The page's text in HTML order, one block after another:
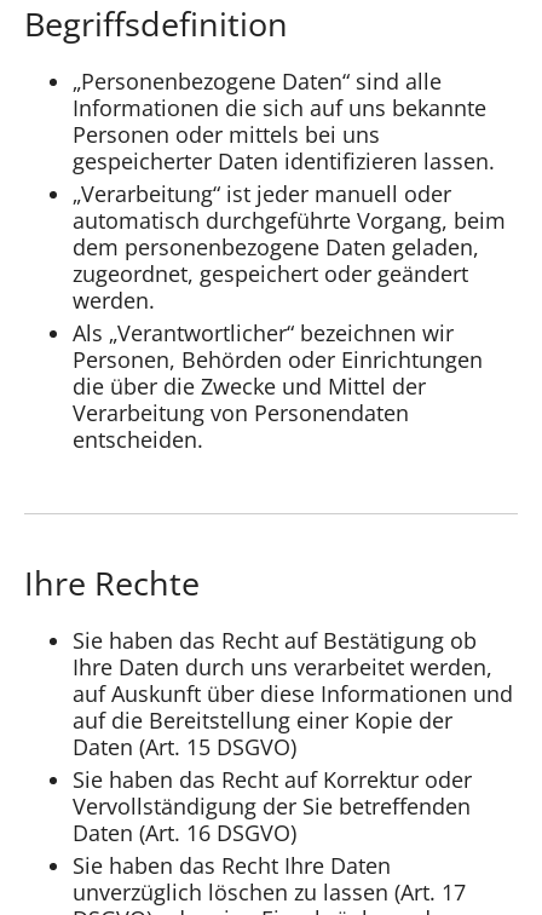
Begriffsdefinition
„Personenbezogene Daten“ sind alle
Informationen die sich auf uns bekannte
Personen oder mittels bei uns
gespeicherter Daten identifizieren lassen.
„Verarbeitung“ ist jeder manuell oder
automatisch durchgeführte Vorgang, beim
dem personenbezogene Daten geladen,
zugeordnet, gespeichert oder geändert
werden.
Als „Verantwortlicher“ bezeichnen wir
Personen, Behörden oder Einrichtungen
die über die Zwecke und Mittel der
Verarbeitung von Personendaten
entscheiden.
Ihre Rechte
Sie haben das Recht auf Bestätigung ob
Ihre Daten durch uns verarbeitet werden,
auf Auskunft über diese Informationen und
auf die Bereitstellung einer Kopie der
Daten (Art. 15 DSGVO)
Sie haben das Recht auf Korrektur oder
Vervollständigung der Sie betreffenden
Daten (Art. 16 DSGVO)
Sie haben das Recht Ihre Daten
unverzüglich löschen zu lassen (Art. 17